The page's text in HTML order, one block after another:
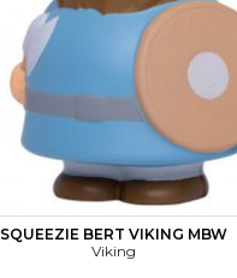
SQUEEZIE BERT VIKING MBW
Viking